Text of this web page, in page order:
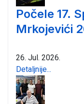
Počele 17.
Mrkojevići
26. Jul. 2026.
Detaljnije...